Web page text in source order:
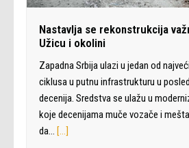
Nastavlja se rekonstrukcija
Užicu i okolini
Zapadna Srbija ulazi u jedan od
ciklusa u putnu infrastrukturu u
decenija. Sredstva se ulažu u
koje decenijama muče vozače i
da… […]